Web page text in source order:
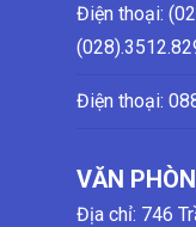
Điện thoại:
(028)
Điện thoại:
VĂN
Địa chỉ: 746